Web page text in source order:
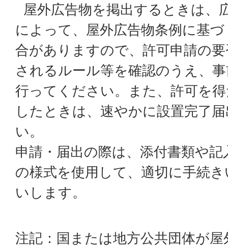
屋外広告物を掲出するときは、
によって、屋外広告物条例に基
合がありますので、許可申請の
されるルール等を確認のうえ、
行ってください。また、許可を
したときは、速やかに設置完了
い。
申請・届出の際は、添付書類や
の様式を使用して、適切に手続
いします。
注記：国または地方公共団体が